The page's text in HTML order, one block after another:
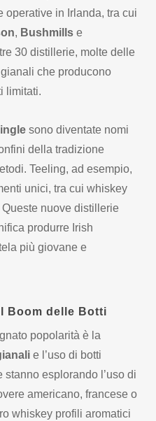
operative in Irlanda, tra cui
, Bushmillse
30 distillerie, molte delle
che producono
limitati.
sono diventate nomi
della tradizione
Teeling, ad esempio,
unici, tra cui whiskey
nuove distillerie
produrre Irish
più giovane e
Boom delle Botti
popolarità è la
e l’uso di botti
esplorando l’uso di
americano, francese o
whiskey profili aromatici